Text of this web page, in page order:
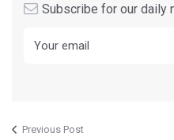
Subscribe for our daily
Previous Post